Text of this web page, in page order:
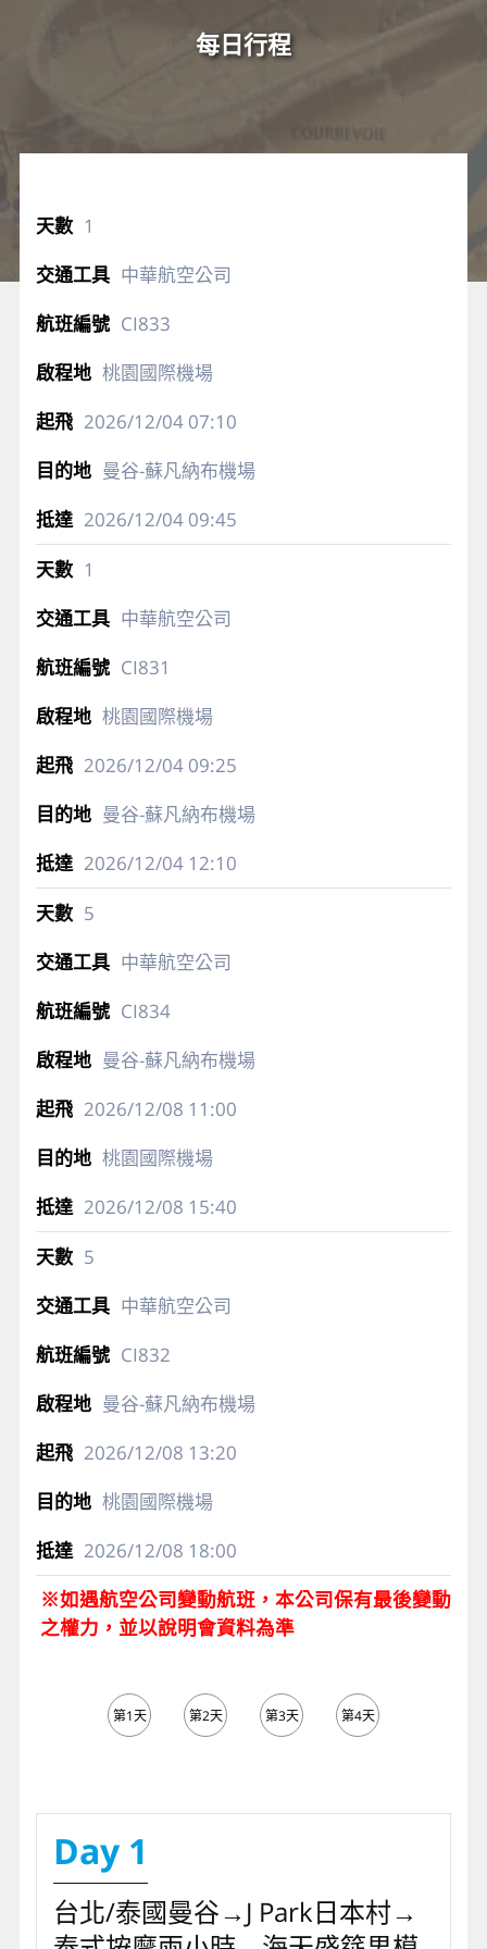
每日行程
1
中華航空公司
CI833
桃園國際機場
2026/12/0407:10
曼谷-蘇凡納布機場
2026/12/0409:45
1
中華航空公司
CI831
桃園國際機場
2026/12/0409:25
曼谷-蘇凡納布機場
2026/12/0412:10
5
中華航空公司
CI834
曼谷-蘇凡納布機場
2026/12/08 11:00
桃園國際機場
2026/12/08 15:40
5
中華航空公司
CI832
曼谷-蘇凡納布機場
2026/12/08 13:20
桃園國際機場
2026/12/08 18:00
※如遇航空公司變動航班，本公司保有最後變動
之權力，並以說明會資料為準
第1天 第2天 第3天 第4天
Day 1
台北/泰國曼谷→J Park日本村→